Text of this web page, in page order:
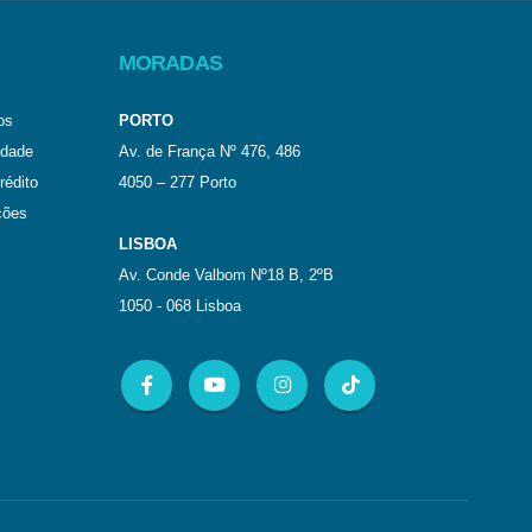
MORADAS
PORTO
Av. de França Nº 476, 486
4050 – 277 Porto
LISBOA
Av. Conde Valbom Nº18 B, 2ºB
1050 - 068 Lisboa